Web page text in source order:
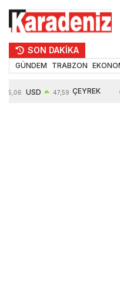
SON DAKİKA
GÜNDEM TRABZON
55,06 USD 47,59 ÇEYREK